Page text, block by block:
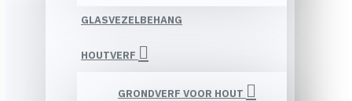
GLASVEZELBEHANG
HOUTVERF
GRONDVERF VOOR HOUT